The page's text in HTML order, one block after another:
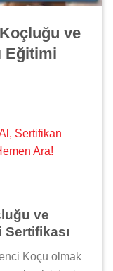
ve
Eğitimi
Sertifikan
Ara!
ve
Sertifikası
Koçu olmak